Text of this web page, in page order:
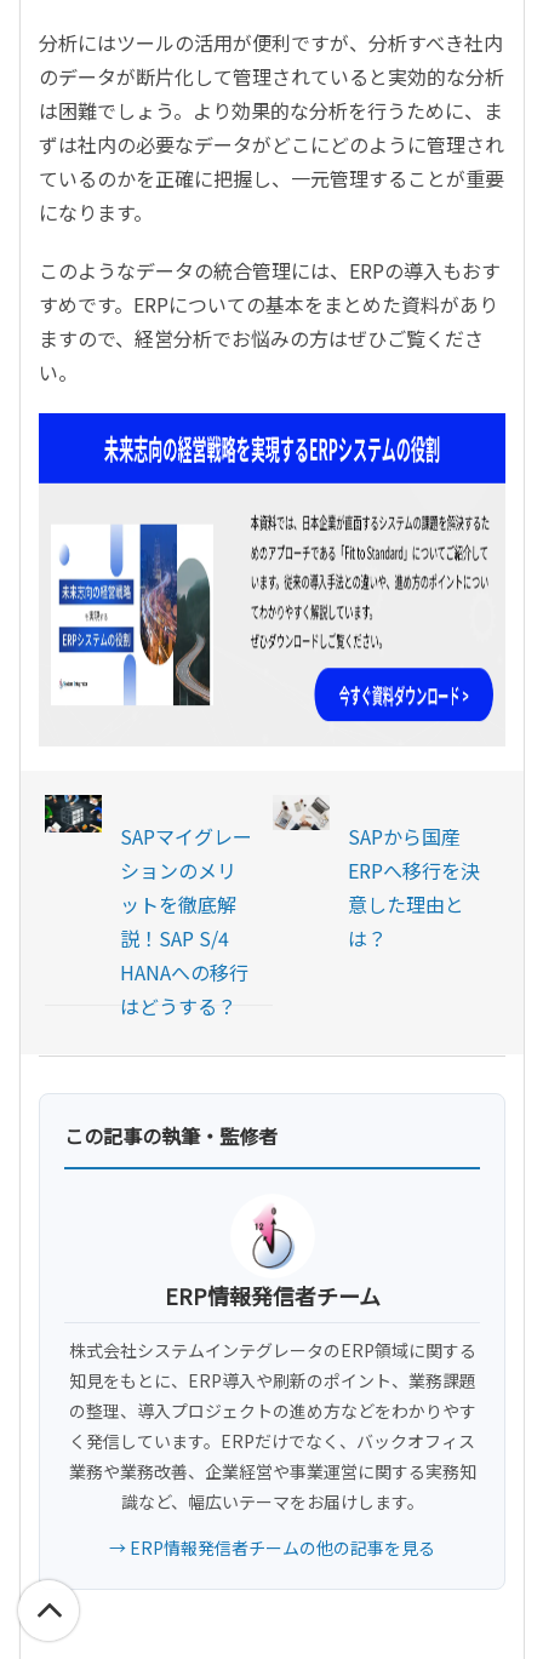
分析にはツールの活用が便利ですが、分析すべき社内
のデータが断片化して管理されていると実効的な分析
は困難でしょう。より効果的な分析を行うために、ま
ずは社内の必要なデータがどこにどのように管理され
ているのかを正確に把握し、一元管理することが重要
になります。
このようなデータの統合管理には、ERPの導入もおす
すめです。ERPについての基本をまとめた資料があり
ますので、経営分析でお悩みの方はぜひご覧くださ
い。
SAPマイグレー
ションのメリ
ットを徹底解
説！SAP S/4
HANAへの移行
はどうする？
SAPから国産
ERPへ移行を決
意した理由と
は？
この記事の執筆・監修者
ERP情報発信者チーム
株式会社システムインテグレータのERP領域に関する
知見をもとに、ERP導入や刷新のポイント、業務課題
の整理、導入プロジェクトの進め方などをわかりやす
く発信しています。ERPだけでなく、バックオフィス
業務や業務改善、企業経営や事業運営に関する実務知
識など、幅広いテーマをお届けします。
→ ERP情報発信者チームの他の記事を見る